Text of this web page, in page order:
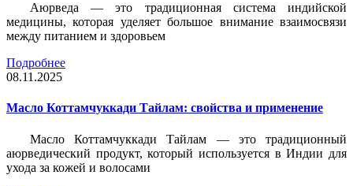
Аюрведа — это традиционная система индийской
медицины, которая уделяет большое внимание взаимосвязи
между питанием и здоровьем
Подробнее
08.11.2025
Масло Коттамчуккади Тайлам: свойства и применение
Масло Коттамчуккади Тайлам — это традиционный
аюрведический продукт, который используется в Индии для
ухода за кожей и волосами